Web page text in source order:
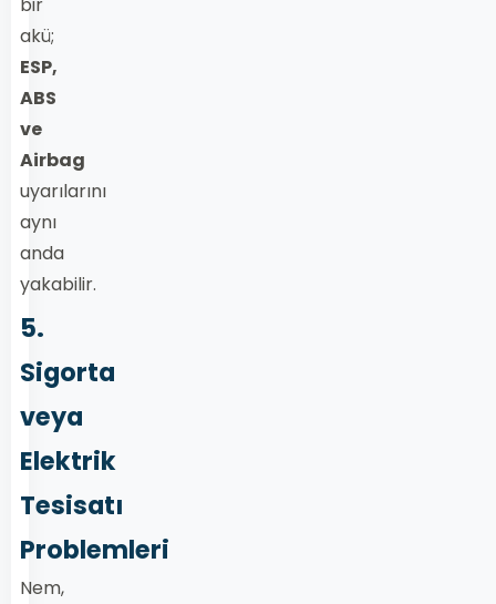
akü;
ESP,
ABS
ve
Airbag
uyarılarını
aynı
anda
yakabilir.
5.
Sigorta
veya
Elektrik
Tesisatı
Problemleri
Nem,